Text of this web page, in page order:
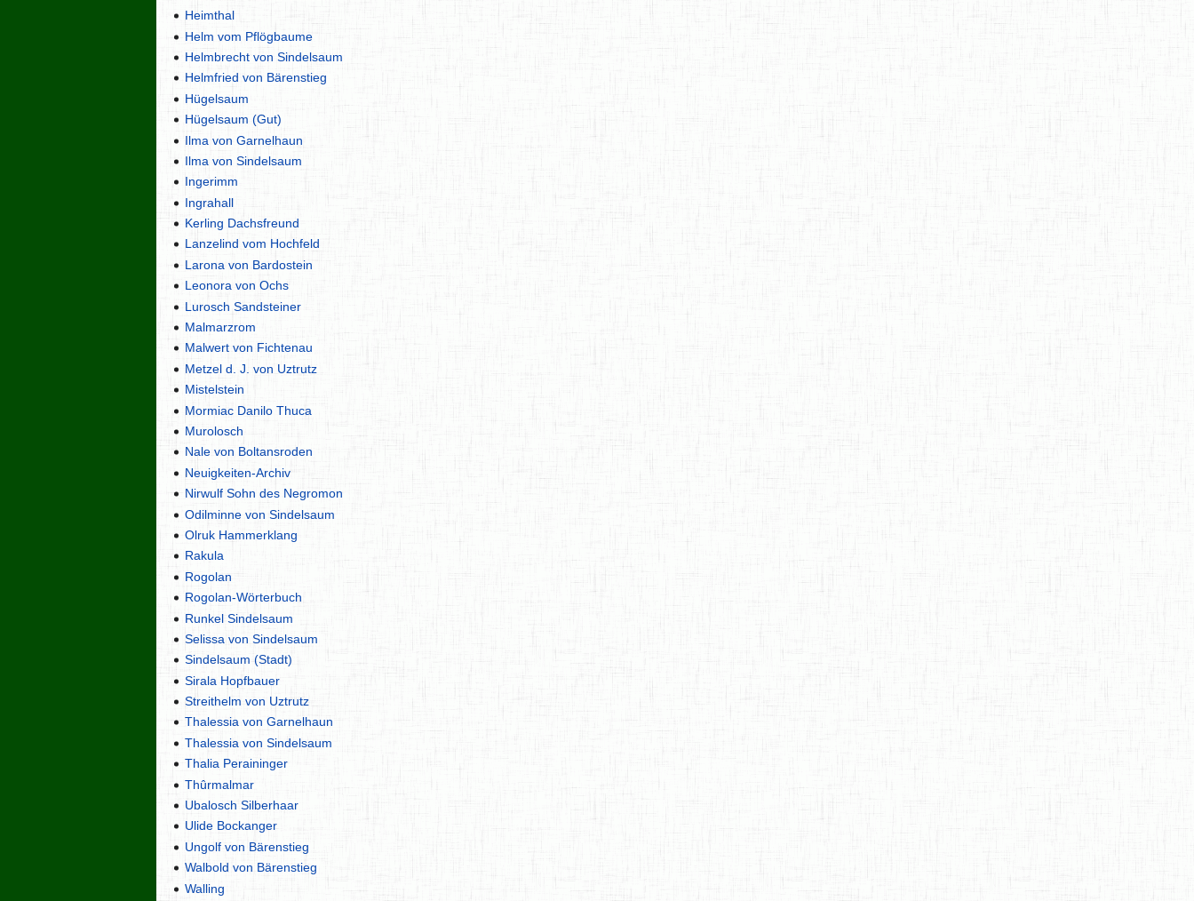
Heimthal
Helm vom Pflögbaume
Helmbrecht von Sindelsaum
Helmfried von Bärenstieg
Hügelsaum
Hügelsaum (Gut)
Ilma von Garnelhaun
Ilma von Sindelsaum
Ingerimm
Ingrahall
Kerling Dachsfreund
Lanzelind vom Hochfeld
Larona von Bardostein
Leonora von Ochs
Lurosch Sandsteiner
Malmarzrom
Malwert von Fichtenau
Metzel d. J. von Uztrutz
Mistelstein
Mormiac Danilo Thuca
Murolosch
Nale von Boltansroden
Neuigkeiten-Archiv
Nirwulf Sohn des Negromon
Odilminne von Sindelsaum
Olruk Hammerklang
Rakula
Rogolan
Rogolan-Wörterbuch
Runkel Sindelsaum
Selissa von Sindelsaum
Sindelsaum (Stadt)
Sirala Hopfbauer
Streithelm von Uztrutz
Thalessia von Garnelhaun
Thalessia von Sindelsaum
Thalia Peraininger
Thûrmalmar
Ubalosch Silberhaar
Ulide Bockanger
Ungolf von Bärenstieg
Walbold von Bärenstieg
Walling